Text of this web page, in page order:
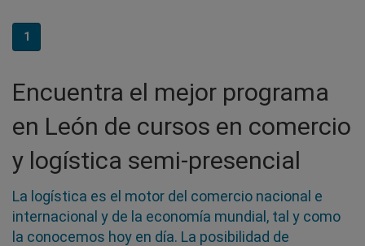
1
Encuentra el mejor programa
en León de cursos en comercio
y logística semi-presencial
La logística es el motor del comercio nacional e
internacional y de la economía mundial, tal y como
la conocemos hoy en día. La posibilidad de